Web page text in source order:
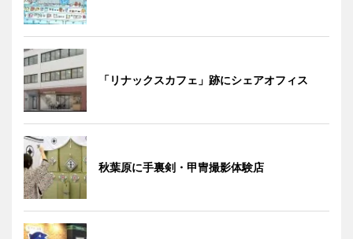
「リナックスカフェ」跡にシェアオフィス
秋葉原に手裏剣・甲冑撮影体験店